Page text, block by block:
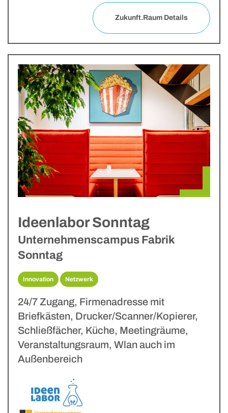
Zukunft.Raum Details
Ideenlabor Sonntag
Unternehmenscampus Fabrik
Sonntag
Innovation Netzwerk
24/7 Zugang, Firmenadresse mit
Briefkästen, Drucker/Scanner/Kopierer,
Schließfächer, Küche, Meetingräume,
Veranstaltungsraum, Wlan auch im
Außenbereich